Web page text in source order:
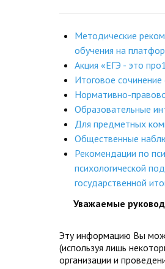
Методические
обучения на
Акция «ЕГЭ - это
Итоговое
Нормативно-
Образовательные
Для предметных
Общественные
Рекомендации по
психологической
государственной
Уважаемые
Эту информацию Вы
(используя лишь
организации и